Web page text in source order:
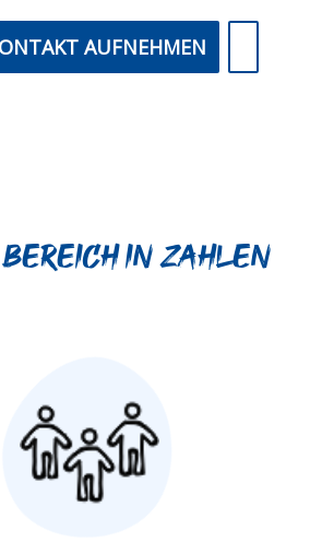
AUFNEHMEN
in Zahlen